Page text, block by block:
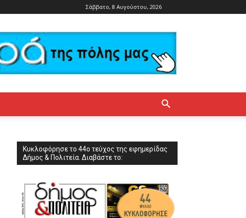
Σάββατο, 8 Αυγούστου, 2026
Κυκλοφόρησε το 44ο τεύχος της εφημερίδας
Δήμος & Πολιτεία. Διαβάστε το: